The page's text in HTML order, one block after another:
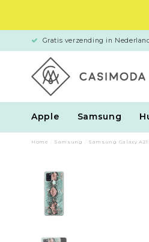
Gratis verzending in
Apple Samsung
Home Samsung Samsung Galaxy